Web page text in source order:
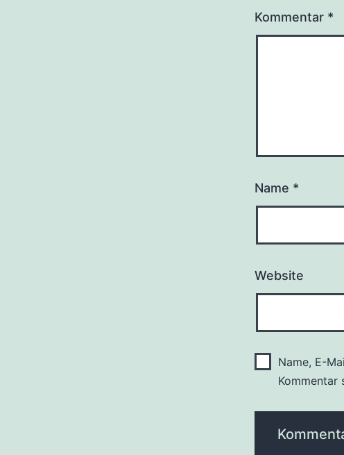
Kommentar *
Name *
Website
Name, E-
Kommentar